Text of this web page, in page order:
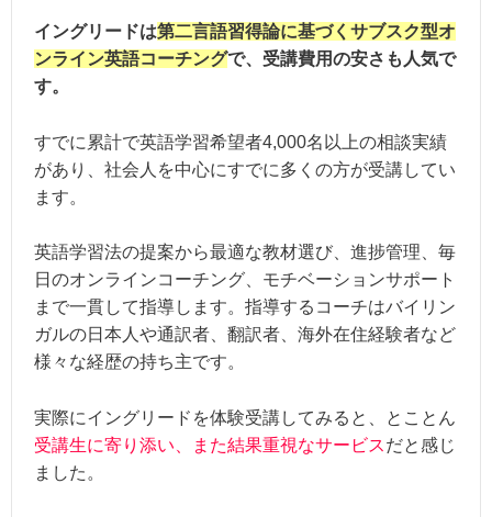
受講料金
英語コーチングコース（1か月～）：
TOEIC点数保障コーチングコース（3
総合評価
講師の質 ：★★★★★
サポート体制：★★★★★
イングリードは第二言語習得論に基づくサブスク型オ
ンライン英語コーチングで、受講費用の安さも人気で
す。
すでに累計で英語学習希望者4,000名以上の相談実績
があり、社会人を中心にすでに多くの方が受講してい
ます。
英語学習法の提案から最適な教材選び、進捗管理、毎
日のオンラインコーチング、モチベーションサポート
まで一貫して指導します。指導するコーチはバイリン
ガルの日本人や通訳者、翻訳者、海外在住経験者など
様々な経歴の持ち主です。
実際にイングリードを体験受講してみると、とことん
受講生に寄り添い、また結果重視なサービスだと感じ
ました。